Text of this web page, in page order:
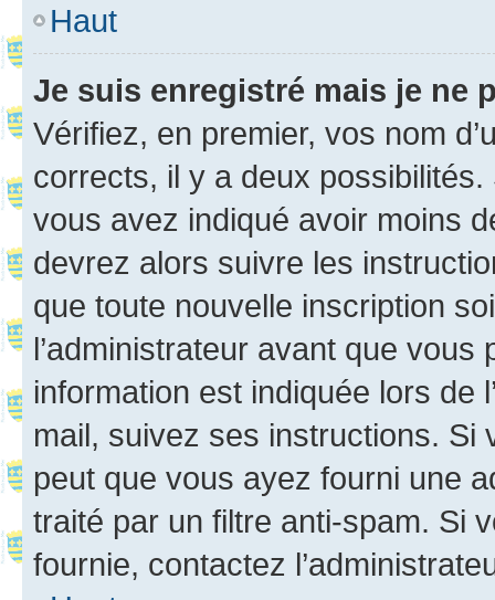
Haut
Je suis enregistré mais je ne
Vérifiez, en premier, vos nom
corrects, il y a deux
vous avez indiqué avoir moins
devrez alors suivre les
que toute nouvelle inscription
l’administrateur avant que
information est indiquée lors de
mail, suivez ses instructions. Si
peut que vous ayez fourni une
traité par un filtre anti-spam. Si
fournie, contactez